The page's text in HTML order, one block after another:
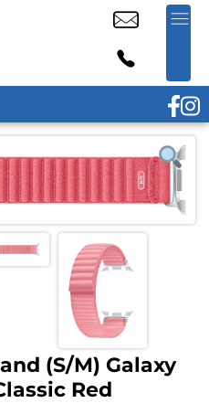
(S/M) Galaxy
Red